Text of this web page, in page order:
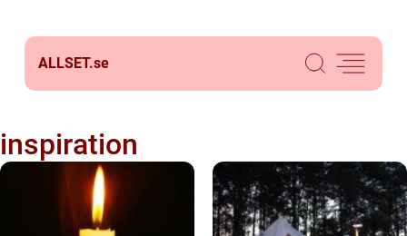
ALLSET.se
inspiration